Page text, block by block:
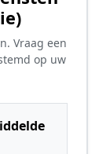
Vraag een
op uw